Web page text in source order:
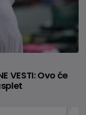
VESTI: Ovo će